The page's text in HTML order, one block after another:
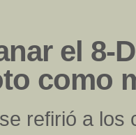
el
como
refirió a los